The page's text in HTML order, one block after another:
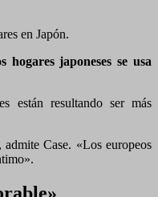
en Japón.
hogares japoneses se usa
están resultando ser más
Case. «Los europeos